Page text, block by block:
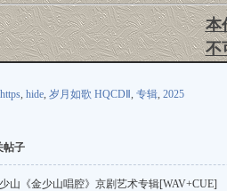
本
不
https, hide, 岁月如歌 HQCDⅡ , 专辑, 2025
帖子
山《金少山唱腔》京剧艺术专辑[WAV+CUE]